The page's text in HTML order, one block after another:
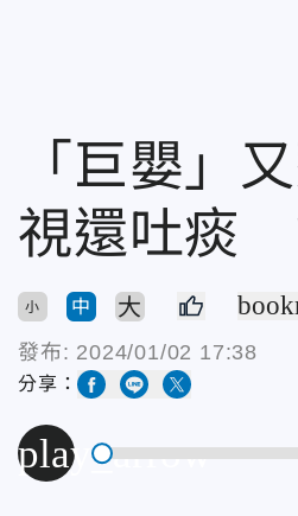
「巨嬰」
視還吐痰
小 中 大
發布: 2024/01/02 17:38
分享：
play_arrow